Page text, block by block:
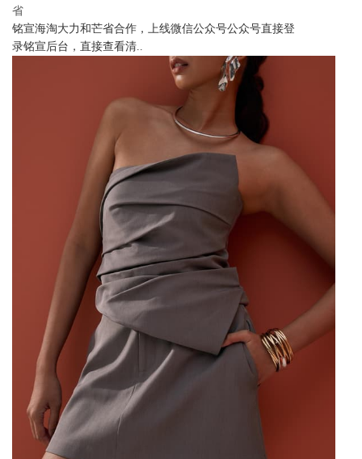
省
铭宣海淘大力和芒省合作，上线微信公众号公众号直接登
录铭宣后台，直接查看清..